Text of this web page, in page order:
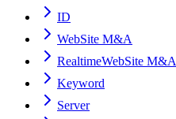
ID
WebSite M&A
RealtimeWebSite M&A
Keyword
Server